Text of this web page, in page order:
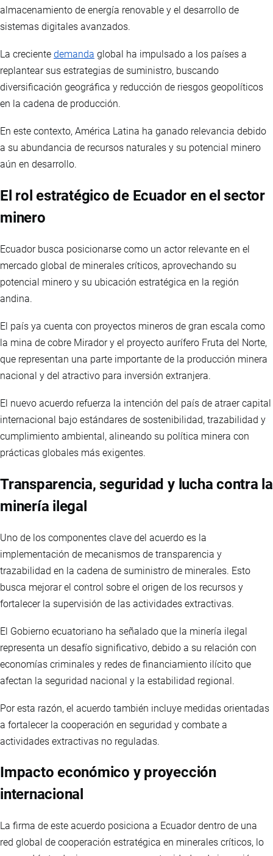
almacenamiento de energía renovable y el desarrollo de
sistemas digitales avanzados.
La creciente demanda global ha impulsado a los países a
replantear sus estrategias de suministro, buscando
diversificación geográfica y reducción de riesgos geopolíticos
en la cadena de producción.
En este contexto, América Latina ha ganado relevancia debido
a su abundancia de recursos naturales y su potencial minero
aún en desarrollo.
El rol estratégico de Ecuador en el sector
minero
Ecuador busca posicionarse como un actor relevante en el
mercado global de minerales críticos, aprovechando su
potencial minero y su ubicación estratégica en la región
andina.
El país ya cuenta con proyectos mineros de gran escala como
la mina de cobre Mirador y el proyecto aurífero Fruta del Norte,
que representan una parte importante de la producción minera
nacional y del atractivo para inversión extranjera.
El nuevo acuerdo refuerza la intención del país de atraer capital
internacional bajo estándares de sostenibilidad, trazabilidad y
cumplimiento ambiental, alineando su política minera con
prácticas globales más exigentes.
Transparencia, seguridad y lucha contra la
minería ilegal
Uno de los componentes clave del acuerdo es la
implementación de mecanismos de transparencia y
trazabilidad en la cadena de suministro de minerales. Esto
busca mejorar el control sobre el origen de los recursos y
fortalecer la supervisión de las actividades extractivas.
El Gobierno ecuatoriano ha señalado que la minería ilegal
representa un desafío significativo, debido a su relación con
economías criminales y redes de financiamiento ilícito que
afectan la seguridad nacional y la estabilidad regional.
Por esta razón, el acuerdo también incluye medidas orientadas
a fortalecer la cooperación en seguridad y combate a
actividades extractivas no reguladas.
Impacto económico y proyección
internacional
La firma de este acuerdo posiciona a Ecuador dentro de una
red global de cooperación estratégica en minerales críticos, lo